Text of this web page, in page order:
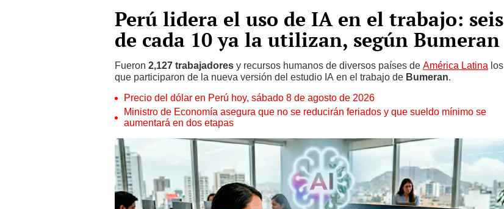
Perú lidera el uso de IA en el trabajo: seis
de cada 10 ya la utilizan, según Bumeran
Fueron 2,127 trabajadores y recursos humanos de diversos países de América Latina los
que participaron de la nueva versión del estudio IA en el trabajo de Bumeran.
Precio del dólar en Perú hoy, sábado 8 de agosto de 2026
Ministro de Economía asegura que no se reducirán feriados y que sueldo mínimo se
aumentará en dos etapas